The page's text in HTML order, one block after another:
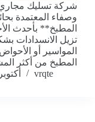
شركة تسليك
وصفاء المعتمدة
المطبخ** بأحدث
تزيل الانسدادات
المواسير أو
المطبخ من أكثر
vrqte
أكتوبر 17, 2025